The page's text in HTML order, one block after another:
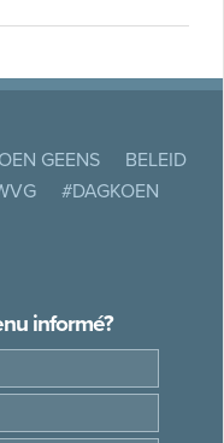
GEENS
BELEID
#DAGKOEN
informé?